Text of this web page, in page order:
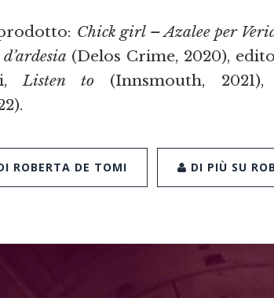
Chick girl – Azalee per
(Delos Crime, 2020),
Listen to(Innsmouth,
ROBERTA DE TOMI DI PIÙ SU